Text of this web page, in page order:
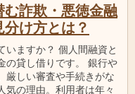
詐欺・悪徳金融
け方とは？
いますか？ 個人間融資と
の貸し借りです。 銀行や
厳しい審査や手続きがな
気の理由。利用者は年々